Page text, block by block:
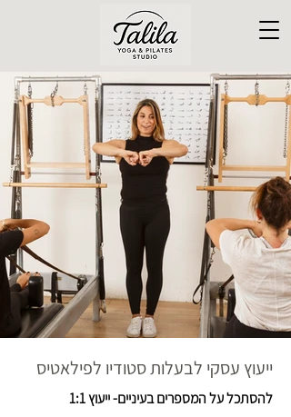
ייעוץ עסקי לבעלות סטודיו לפילאטיס
להסתכל על המספרים בעיניים- ייעוץ 1:1